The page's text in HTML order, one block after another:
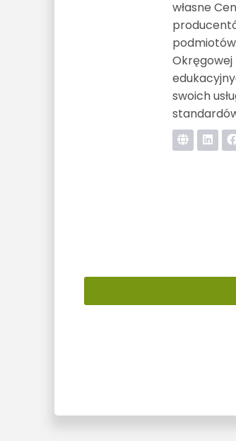
własne
Okręgowej
swoich